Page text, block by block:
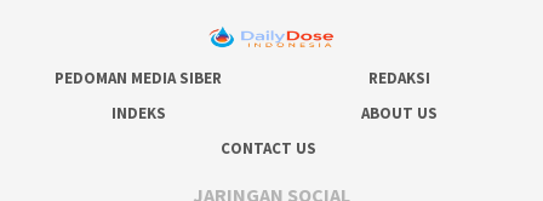
PEDOMAN MEDIA SIBER
REDAKSI
INDEKS
ABOUT US
CONTACT US
JARINGAN SOCIAL